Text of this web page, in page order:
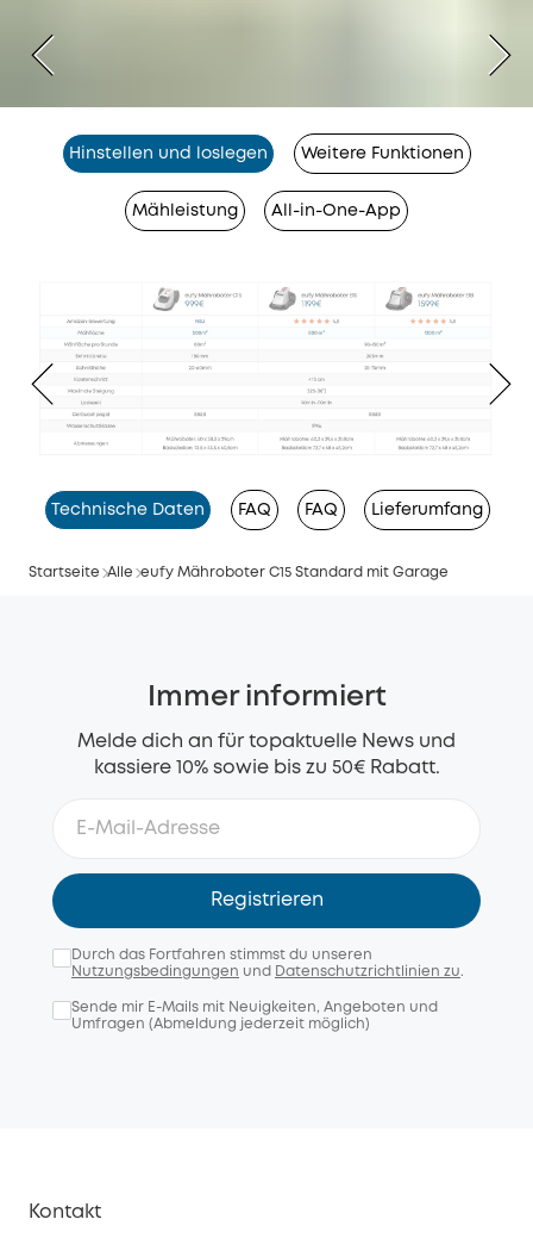
Hinstellen und loslegen Weitere Funktionen
Mähleistung All-in-One-App
Technische Daten FAQ FAQ Lieferumfang
Startseite Alle eufy Mähroboter C15 Standard mit Garage
Immer informiert
Melde dich an für topaktuelle News und
kassiere 10% sowie bis zu 50€ Rabatt.
Registrieren
Durch das Fortfahren stimmst du unseren
Nutzungsbedingungen und Datenschutzrichtlinien zu.
Sende mir E-Mails mit Neuigkeiten, Angeboten und
Umfragen (Abmeldung jederzeit möglich)
Kontakt